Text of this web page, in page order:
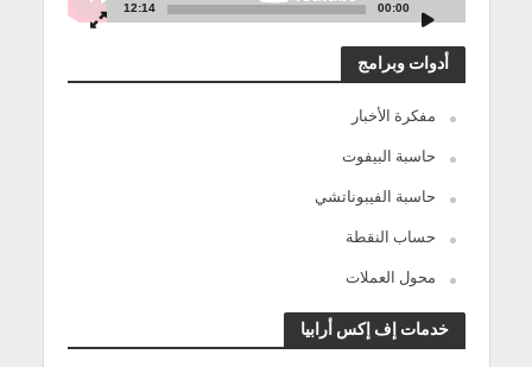
00:00
12:14
أدوات وبرامج
مفكرة الأخبار
حاسبة البيفوت
حاسبة الفيبوناتشي
حساب النقطة
محول العملات
خدمات إف إكس أرابيا